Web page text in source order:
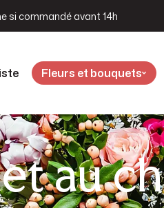
si commandé avant 14h
Fleurs et bouquets
au